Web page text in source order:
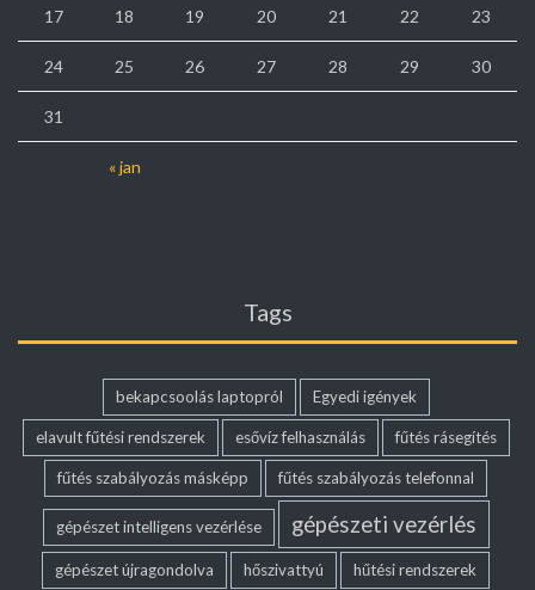
« jan
17 18 19 20 21 22 23
24 25 26 27 28 29 30
31
Tags
bekapcsoolás laptopról Egyedi igények
elavult fűtési rendszerek esővíz felhasználás fűtés rásegítés
fűtés szabályozás másképp fűtés szabályozás telefonnal
gépészet intelligens vezérlése gépészeti vezérlés
gépészet újragondolva hőszivattyú hűtési rendszerek